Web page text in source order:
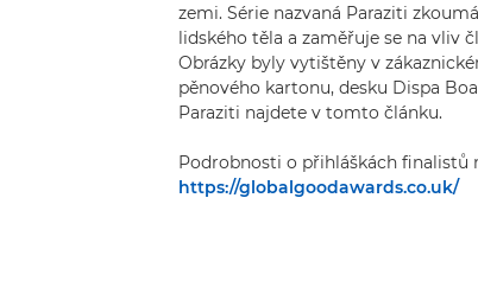
zemi. Série nazvaná Paraziti
lidského těla a zaměřuje se na vliv
Obrázky byly vytištěny v
pěnového kartonu, desku Dispa
Paraziti najdete v tomto článku.
Podrobnosti o přihláškách finalistů
https://globalgoodawards.co.uk/